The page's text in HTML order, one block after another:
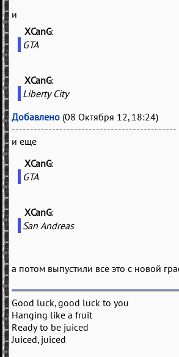
и
XCanG
GTA
XCanG
Liberty City
Добавлено (08 Октября 12, 18:24)
---------------------------------------------
и еще
XCanG
GTA
XCanG
San Andreas
а потом выпустили все это с новой
Good luck, good luck to you
Hanging like a fruit
Ready to be juiced
Juiced, juiced